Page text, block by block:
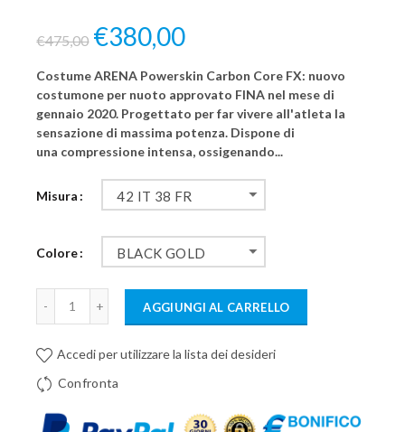
€475,00 €380,00
Costume ARENA Powerskin Carbon Core FX: nuovo
costumone per nuoto approvato FINA nel mese di
gennaio 2020. Progettato per far vivere all'atleta la
sensazione di massima potenza. Dispone di
una compressione intensa, ossigenando...
Misura 42 IT 38 FR
Colore BLACK GOLD
AGGIUNGI AL CARRELLO
Accedi per utilizzare la lista dei desideri
Confronta